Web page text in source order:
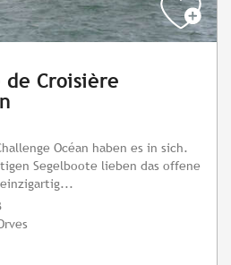
de Croisière
Océan haben es in sich.
Segelboote lieben das offene